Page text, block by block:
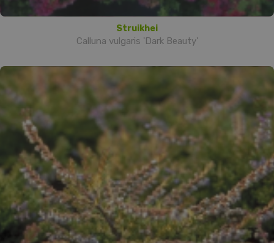
Struikhei
Calluna vulgaris 'Dark Beauty'